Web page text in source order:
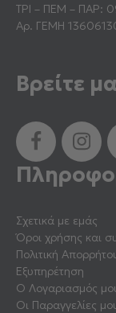
ΤΡΙ – ΠΕΜ – ΠΑΡ:
Αρ. ΓΕΜΗ
Βρείτε
Σχετικά με εμάς
Όροι χρήσης και
Πολιτική
Εξυπηρέτηση
Ο Λογαριασμός
Οι Παραγγελίες